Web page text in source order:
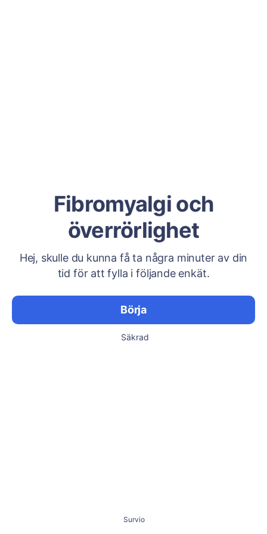
Fibromyalgi och
överrörlighet
Hej, skulle du kunna få ta några minuter av din
tid för att fylla i följande enkät.
Börja
Säkrad
Survio